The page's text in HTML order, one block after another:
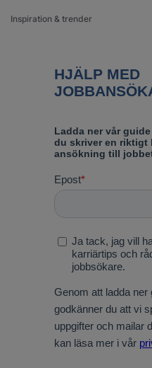
Inspiration & trender